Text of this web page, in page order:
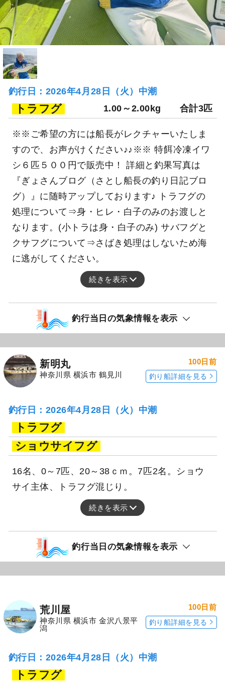
釣行日：2026年4月28日（火）中潮
トラフグ 1.00～2.00kg 合計3匹
※※ご希望の方には船長がレクチャーいたしま
すので、お声がけください♪♪※※ 特餌冷凍イワ
シ６匹５００円で販売中！ 詳細と釣果写真は
『ぎょさんブログ（さとし船長の釣り日記ブロ
グ）』に随時アップしております♪ トラフグの
処理について⇒身・ヒレ・白子のみのお渡しと
なります。(小トラは身・白子のみ) サバフグと
クサフグについて⇒さばき処理はしないため海
に逃がしてください。
続きを表示
釣行当日の気象情報を表示
新明丸
神奈川県 横浜市 鶴見川
100日前
釣り船詳細を見る
釣行日：2026年4月28日（火）中潮
トラフグ
ショウサイフグ
16名、0～7匹、20～38ｃｍ。7匹2名。ショウ
サイ主体、トラフグ混じり。
続きを表示
釣行当日の気象情報を表示
荒川屋
神奈川県 横浜市 金沢八景平
潟
100日前
釣り船詳細を見る
釣行日：2026年4月28日（火）中潮
トラフグ